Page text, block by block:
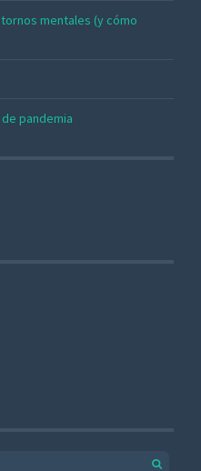
mentales (y cómo
pandemia